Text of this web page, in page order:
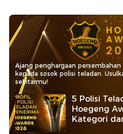
Ajang penghargaan
kepada sosok polisi teladan.
sekitarmu!
5 Polisi
Hoegeng
Kategori